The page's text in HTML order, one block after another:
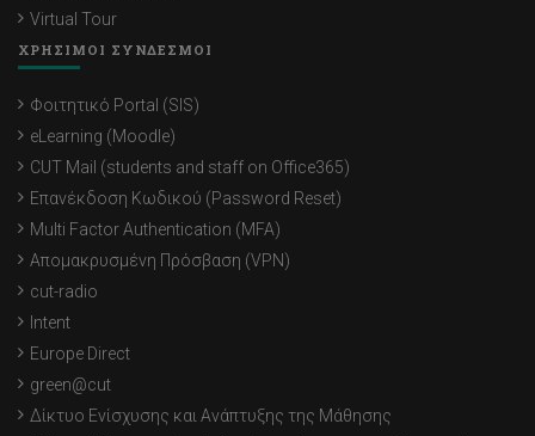
Virtual Tour
ΧΡΗΣΙΜΟΙ ΣΥΝΔΕΣΜΟΙ
Φοιτητικό Portal (SIS)
eLearning (Moodle)
CUT Mail (students and staff on Office365)
Επανέκδοση Κωδικού (Password Reset)
Multi Factor Authentication (MFA)
Απομακρυσμένη Πρόσβαση (VPN)
cut-radio
Intent
Europe Direct
green@cut
Δίκτυο Ενίσχυσης και Ανάπτυξης της Μάθησης